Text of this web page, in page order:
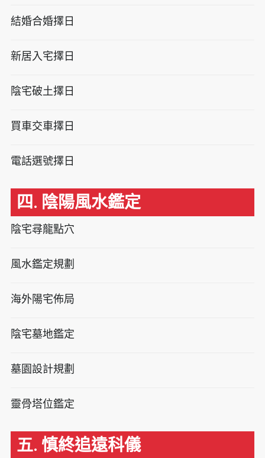
結婚合婚擇日
新居入宅擇日
陰宅破土擇日
買車交車擇日
電話選號擇日
四. 陰陽風水鑑定
陰宅尋龍點穴
風水鑑定規劃
海外陽宅佈局
陰宅墓地鑑定
墓園設計規劃
靈骨塔位鑑定
五. 慎終追遠科儀